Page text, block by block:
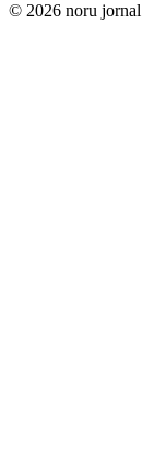
© 2026 noru jornal